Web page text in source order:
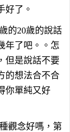
好了。
的20歲的說話
年了吧。。怎
但是說話不要
的想法合不合
你單純又好
觀念好嗎，第